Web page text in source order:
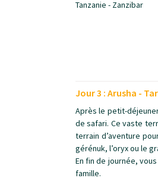
Jour 3 : Arusha -
Après le petit-
de safari. Ce vaste
terrain d’aventure
gérénuk, l’oryx ou le
En fin de journée,
famille.